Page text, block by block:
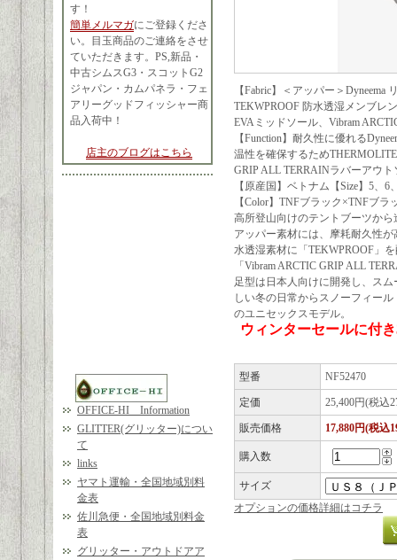
す！
簡単メルマガにご登録くださ
い。目玉商品のご連絡をさせ
ていただきます。PS,新品・
中古シムスG3・スコットG2
ジャパン・カムパネラ・フェ
アリーグッドフィッシャー商
品入荷中！
店主のブログはこちら
OFFICE-HI Information
GLITTER(グリッター)につい
て
links
ヤマト運輸・全国地域別料
金表
佐川急便・全国地域別料金
表
グリッター・アウトドアア
【Fabric】＜アッパー＞
TEKWPROOF 防水透湿メンブレ
EVAミッドソール、Vibram
【Function】耐久性に優れる
温性を確保するため
GRIP ALL TERRAINラバーアウ
【原産国】ベトナム【Size】5、
【Color】TNFブラック×TNFブラ
高所登山向けのテントブーツか
アッパー素材には、摩耗耐久性
水透湿素材に「TEKWPROOF」
「Vibram ARCTIC GRIP ALL
足型は日本人向けに開発し、ス
しい冬の日常からスノーフィー
のユニセックスモデル。
ウィンターセールに付
型番 NF52470
定価 25,400円(税込
販売価格 17,880円(税込
購入数
サイズ
オプションの価格詳細はコチラ